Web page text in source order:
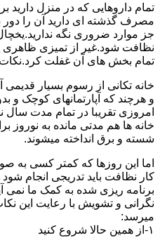
تمام داروهایی که در منزل دارید
مصرف گذشته ای دارید آن را دور
جز موارد ضروری نگه
نظافت شود.غیر از تمیزی ظاهری
تمام بخش های آن غفلت کرد.نکات
خانه تکانی از رسوم بسیار
و هرچند که آپارتمانهای کوچک و
امروزی تقریبا در تمام مدت سال
خانه ها هم مدتی مانده به
شسته و برق انداخته میشوند.
اما این روزها که کمتر کسی به
کار نظافت باید تدریجی انجام
برنامه ریزی شده به کمک ما نمی
نگرانی و تشویش با رعایت این
میرسد:
۱-از همین حالا شروع کنید